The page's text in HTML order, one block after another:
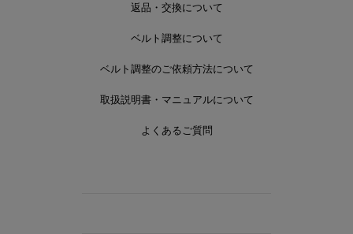
返品・交換について
ベルト調整について
ベルト調整のご依頼方法について
取扱説明書・マニュアルについて
よくあるご質問